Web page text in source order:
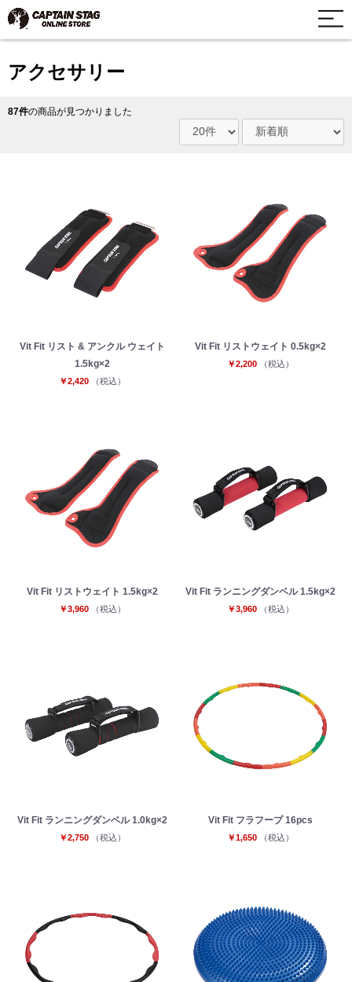
アクセサリー
87件の商品が見つかりました
Vit Fit リスト & アンクル ウェイト
1.5kg×2
￥2,420 （税込）
Vit Fit リストウェイト 0.5kg×2
￥2,200 （税込）
Vit Fit リストウェイト 1.5kg×2
￥3,960 （税込）
Vit Fit ランニングダンベル 1.5kg×2
￥3,960 （税込）
Vit Fit ランニングダンベル 1.0kg×2
￥2,750 （税込）
Vit Fit フラフープ 16pcs
￥1,650 （税込）